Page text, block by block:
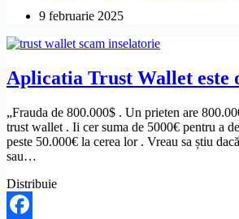
Georgescu
inselatorie?
9 februarie 2025
Aplicatia Trust Wallet este
„Frauda de 800.000$ . Un prieten are
trust wallet . Ii cer suma de 5000€ pentru a
peste 50.000€ la cerea lor . Vreau sa știu
sau…
Distribuie